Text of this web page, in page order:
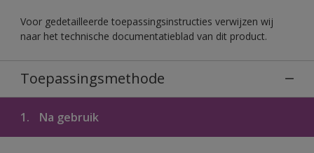
Voor gedetailleerde toepassingsinstructies verwijzen wij
naar het technische documentatieblad van dit product.
Toepassingsmethode
1. Na gebruik